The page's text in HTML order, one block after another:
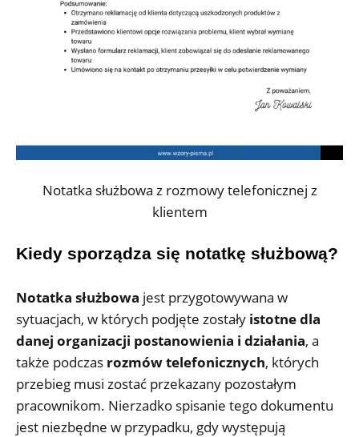
Notatka służbowa z rozmowy telefonicznej z
klientem
Kiedy sporządza się notatkę służbową?
Notatka służbowa jest przygotowywana w
sytuacjach, w których podjęte zostały istotne dla
danej organizacji postanowienia i działania, a
także podczas rozmów telefonicznych, których
przebieg musi zostać przekazany pozostałym
pracownikom. Nierzadko spisanie tego dokumentu
jest niezbędne w przypadku, gdy występują